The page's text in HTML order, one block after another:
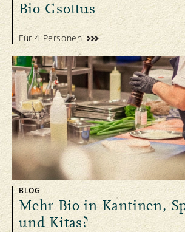
Bio-Gsottus
Für 4 Personen
BLOG
Mehr Bio in Kantinen,
und Kitas?